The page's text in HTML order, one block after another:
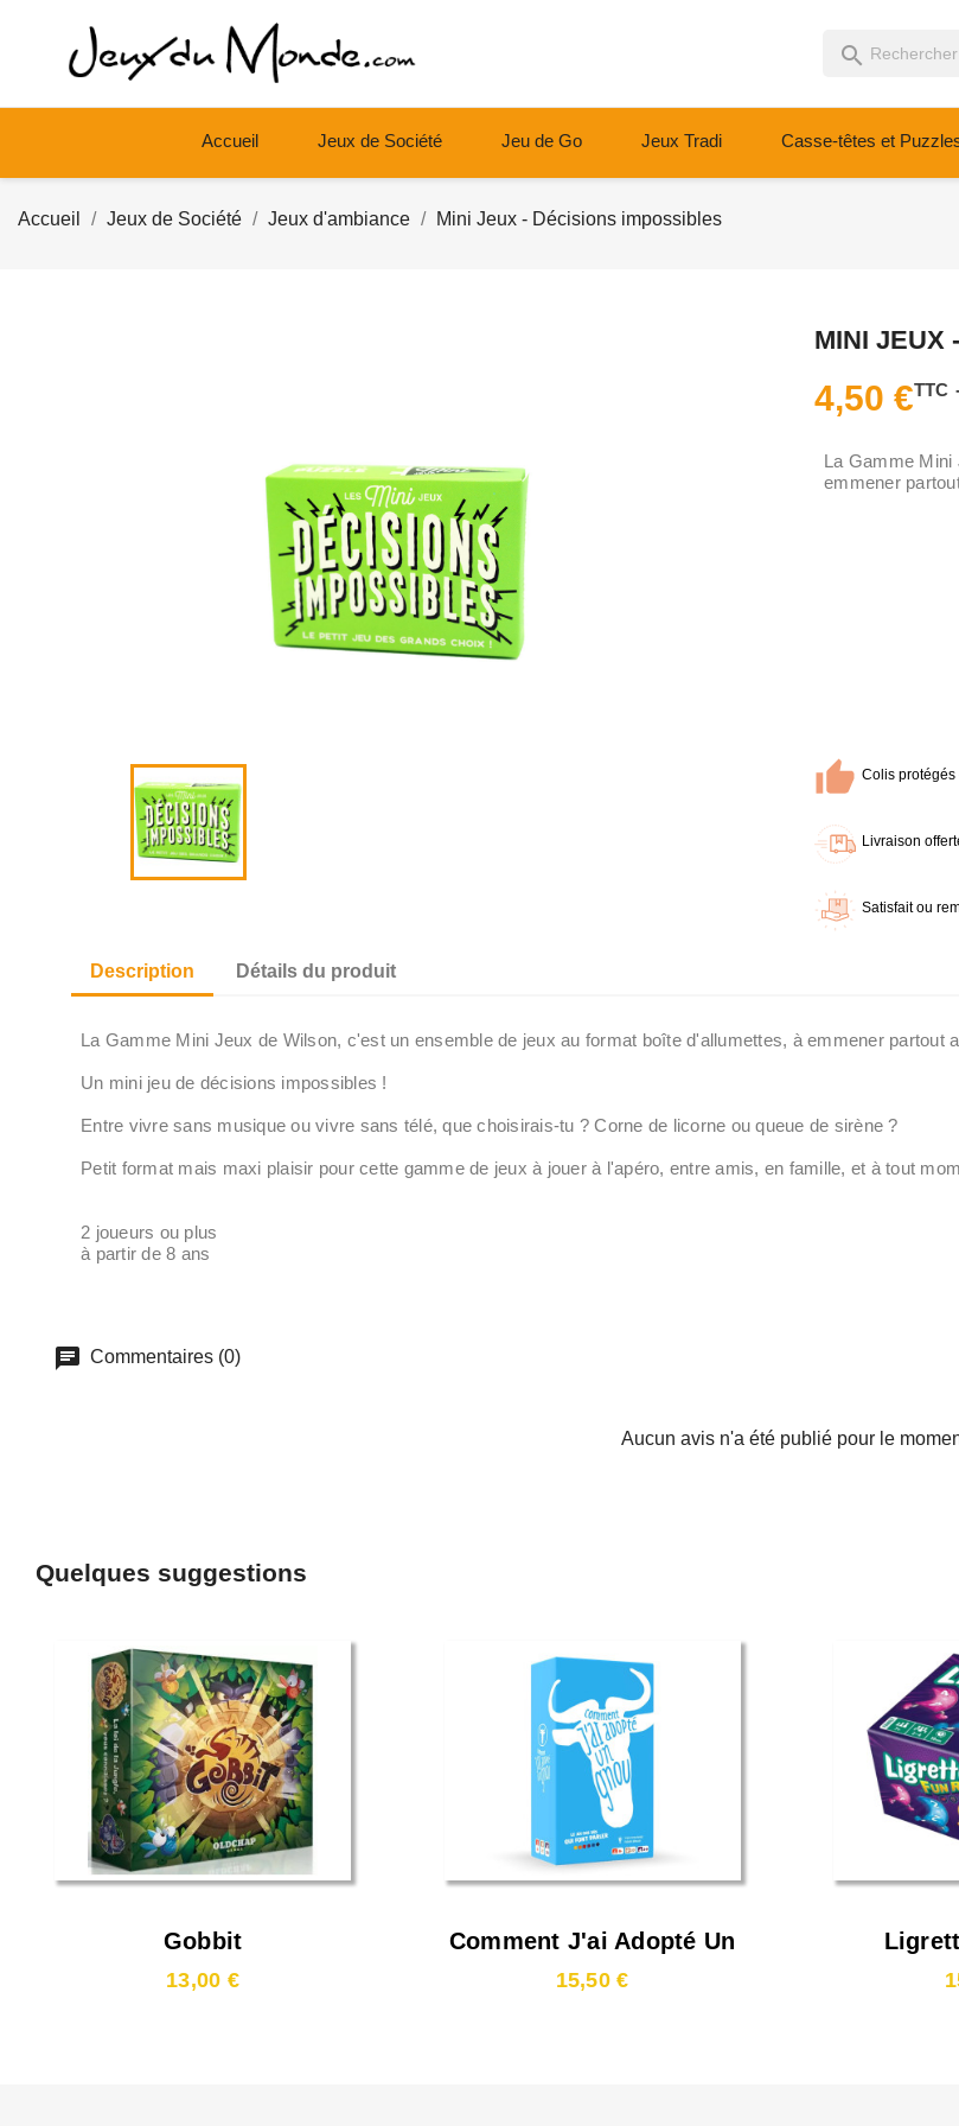
search
Accueil Jeux de Société Jeu de Go Jeux Tradi Casse-têtes et
Accueil Jeux de Société Jeux d'ambiance Mini Jeux - Décisions impossibles
MINI JEUX
4,50 €TTC
La Gamme Mini
emmener
Colis protégés
Livraison
Satisfait ou
Description Détails du produit
La Gamme Mini Jeux de Wilson, c'est un ensemble de jeux au format boîte d'allumettes, à emmener partout
Un mini jeu de décisions impossibles !
Entre vivre sans musique ou vivre sans télé, que choisirais-tu ? Corne de licorne ou queue de sirène ?
Petit format mais maxi plaisir pour cette gamme de jeux à jouer à l'apéro, entre amis, en famille, et à tout
2 joueurs ou plus
à partir de 8 ans
Commentaires (0)
Aucun avis n'a été publié pour le
Quelques suggestions
Gobbit
13,00 €
Comment J'ai Adopté Un
Gnou
15,50 €